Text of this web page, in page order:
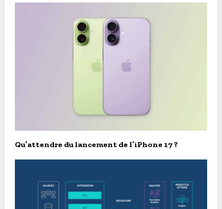
Qu’attendre du lancement de l’iPhone 17 ?